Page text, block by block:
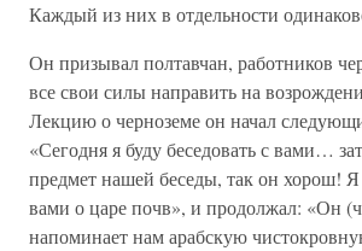
Каждый из них в отдельности
Он призывал полтавчан, работников
все свои силы направить на
Лекцию о черноземе он начал
«Сегодня я буду беседовать с вами…
предмет нашей беседы, так он хорош! Я
вами о царе почв», и продолжал: «Он
напоминает нам арабскую